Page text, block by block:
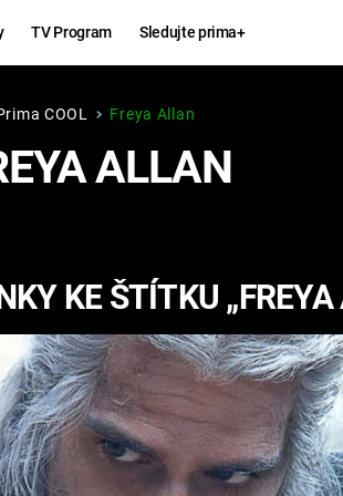
TV Program Sledujte prima+
CHUCK
NORRIS
COOL Freya Allan
ALLAN
KE ŠTÍTKU „FREYA